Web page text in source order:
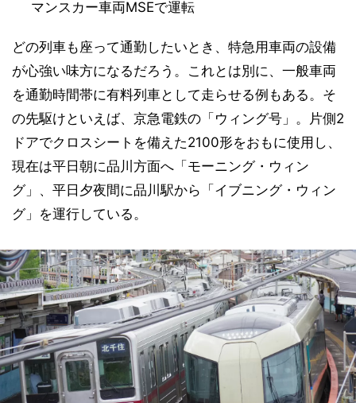
マンスカー車両MSEで運転
どの列車も座って通勤したいとき、特急用車両の設備
が心強い味方になるだろう。これとは別に、一般車両
を通勤時間帯に有料列車として走らせる例もある。そ
の先駆けといえば、京急電鉄の「ウィング号」。片側2
ドアでクロスシートを備えた2100形をおもに使用し、
現在は平日朝に品川方面へ「モーニング・ウィン
グ」、平日夕夜間に品川駅から「イブニング・ウィン
グ」を運行している。